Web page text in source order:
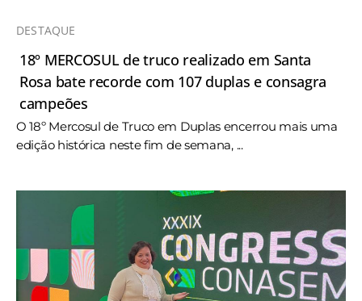
DESTAQUE
18º MERCOSUL de truco realizado em Santa
Rosa bate recorde com 107 duplas e consagra
campeões
O 18º Mercosul de Truco em Duplas encerrou mais uma
edição histórica neste fim de semana, ...